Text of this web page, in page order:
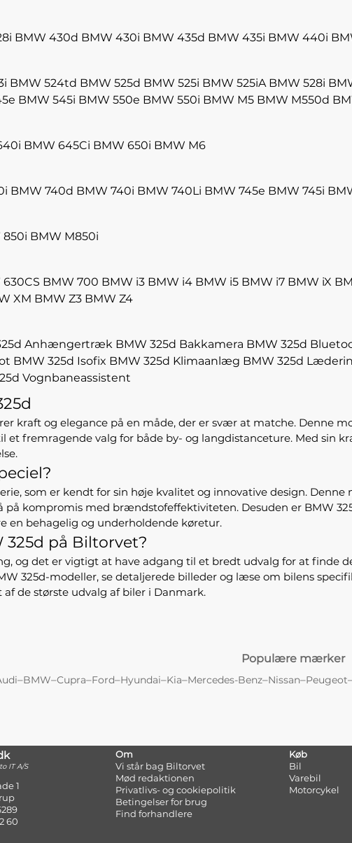
BMW 430d BMW 430i BMW 435d BMW 435i BMW 440i
BMW 524td BMW 525d BMW 525i BMW 525iA BMW 528i
BMW 545i BMW 550e BMW 550i BMW M5 BMW M550d
BMW 645Ci BMW 650i BMW M6
BMW 740d BMW 740i BMW 740Li BMW 745e BMW 745i
850i BMW M850i
BMW 700 BMW i3 BMW i4 BMW i5 BMW i7 BMW iX
XM BMW Z3 BMW Z4
Anhængertræk BMW 325d Bakkamera BMW 325d
BMW 325d Isofix BMW 325d Klimaanlæg BMW 325d
Vognbaneassistent
kraft og elegance på en måde, der er svær at matche. Denne
et fremragende valg for både by- og langdistanceture. Med sin
som er kendt for sin høje kvalitet og innovative design.
på kompromis med brændstofeffektiviteten. Desuden er BMW
en behagelig og underholdende køretur.
på Biltorvet?
og det er vigtigt at have adgang til et bredt udvalg for at finde
325d-modeller, se detaljerede billeder og læse om bilens
de største udvalg af biler i Danmark.
Populære mærker
–BMW–Cupra–Ford–Hyundai–Kia–Mercedes-Benz–Nissan–Peugeot
Om
Vi står bag Biltorvet
Mød redaktionen
Privatlivs- og cookiepolitik
Betingelser for brug
Find forhandlere
Køb
Bil
Varebil
Motorcykel
IT A/S
1
60